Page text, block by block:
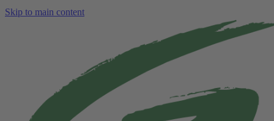
Skip to main content